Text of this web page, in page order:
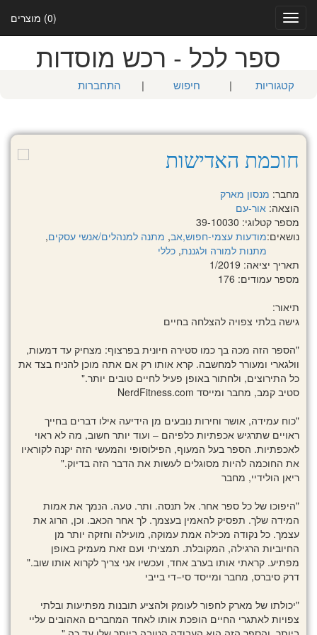
(0) מוצרים
Toggle
navigation
ספר לכל - רכש מוסדות
קטגוריות | חיפוש | התחברות
חוכמת האדישות
מחבר: מנסון מארק
הוצאה: אור-עם
מספר קטלוגי: 39-10030
נושאים:מודעות עצמי-חפוש,אב, מתנה למנהלים/אנשי עסקים,
מתנות למורה ולגננת, כללי
תאריך יציאה: 1/2019
מספר עמודים: 176
תיאור:
גישה בלתי צפויה להצלחה בחיים
"הספר הזה מכה בך כמו סטירה חיונית בפרצוף: מצחיק עד דמעות,
וולגארי ומעורר למחשבה. קרא אותו רק אם אתה מוכן להניח בצד את
כל התירוצים, ולחתור באופן פעיל לחיים טובים יותר."
סטיב קמב, מחבר ומייסד NerdFitness.com
"כוח עמידה, אושר וחירות נובעים מן הידיעה אילו דברים בחייך
ראויים שתרגיש אכפתיות כלפיהם – ועוד יותר חשוב, מה לא ראוי
לאכפתיות. הספר בעל המעוף, הפילוסופי והמעשי הזה יקנה לקוראיו
את החוכמה להיות מסוגלים לעשות את הדבר הזה בדיוק."
ריאן הולידיי, מחבר
"היפוכו של כל ספר אחר. אל תנסה. ותר. טעה. הנמך את אמות
המידה שלך. תפסיק להאמין בעצמך. לך אחר הכאב. וכן, הרוג את
עצמך. כל נקודה מכילה אמת עמוקה, מועילה וחזקה יותר מן
החיוביות הרגילה, המקובלת. תמציתי ועם זאת מעמיק באופן
מפתיע. קראתי אותו בערב אחד, ועכשיו אני צריך לקרוא אותו שוב."
דרק סיברס, מחבר ומייסד סי−די בייבי
"יכולתו של מארק לחפור לעומק ולהציע תובנות מפתיעות ובלתי
צפויות לאתגרי החיים הופכת אותו לאחד המחברים האהובים עליי